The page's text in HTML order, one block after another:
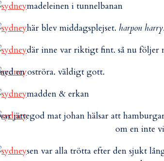
madeleinen i tunnelbanan
här blev middagsplejset. harpon harry.
där inne var riktigt fint. så nu följer
en oströra. väldigt gott.
madden & erkan
jättegod mat johan hälsar att
om en inte
sen var alla trötta efter den sjukt